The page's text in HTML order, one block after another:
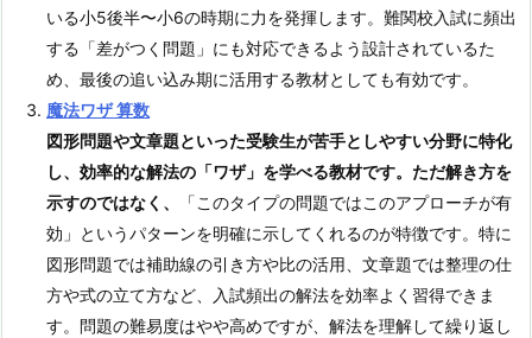
いる小5後半〜小6の時期に力を発揮します。難関校入試に頻出
する「差がつく問題」にも対応できるよう設計されているた
め、最後の追い込み期に活用する教材としても有効です。
魔法ワザ 算数
図形問題や文章題といった受験生が苦手としやすい分野に特化
し、効率的な解法の「ワザ」を学べる教材です。ただ解き方を
示すのではなく、
「このタイプの問題ではこのアプローチが有
効」というパターンを明確に示してくれるのが特徴です。特に
図形問題では補助線の引き方や比の活用、文章題では整理の仕
方や式の立て方など、入試頻出の解法を効率よく習得できま
す。問題の難易度はやや高めですが、解法を理解して繰り返し